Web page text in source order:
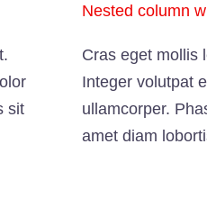
sit
Nested column
Cras eget mollis
Integer volutpat
ullamcorper.
amet diam